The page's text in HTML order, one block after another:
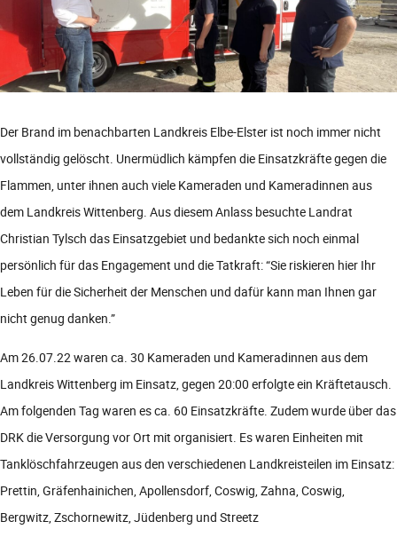
Der Brand im benachbarten Landkreis Elbe-Elster ist noch immer nicht
vollständig gelöscht. Unermüdlich kämpfen die Einsatzkräfte gegen die
Flammen, unter ihnen auch viele Kameraden und Kameradinnen aus
dem Landkreis Wittenberg. Aus diesem Anlass besuchte Landrat
Christian Tylsch das Einsatzgebiet und bedankte sich noch einmal
persönlich für das Engagement und die Tatkraft: “Sie riskieren hier Ihr
Leben für die Sicherheit der Menschen und dafür kann man Ihnen gar
nicht genug danken.”
Am 26.07.22 waren ca. 30 Kameraden und Kameradinnen aus dem
Landkreis Wittenberg im Einsatz, gegen 20:00 erfolgte ein Kräftetausch.
Am folgenden Tag waren es ca. 60 Einsatzkräfte. Zudem wurde über das
DRK die Versorgung vor Ort mit organisiert. Es waren Einheiten mit
Tanklöschfahrzeugen aus den verschiedenen Landkreisteilen im Einsatz:
Prettin, Gräfenhainichen, Apollensdorf, Coswig, Zahna, Coswig,
Bergwitz, Zschornewitz, Jüdenberg und Streetz